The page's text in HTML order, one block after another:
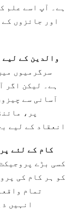
ہے۔ آپ اسے علم
اور جائزوں
والدین کے
سرگرمیوں
ہے۔ لیکن اگر
آسانی سے
پر،
انعقاد کے لیے
کام کے لئے
کسی بڑے
کو ہر کام کی
تمام
انہیں